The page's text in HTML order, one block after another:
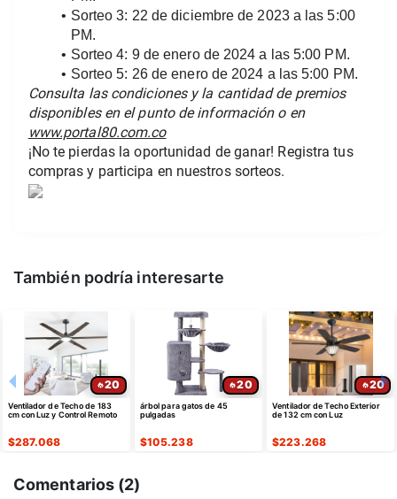
Sorteo 3: 22 de diciembre de 2023 a las 5:00
PM.
Sorteo 4: 9 de enero de 2024 a las 5:00 PM.
Sorteo 5: 26 de enero de 2024 a las 5:00 PM.
Consulta las condiciones y la cantidad de premios
disponibles en el punto de información o en
www.portal80.com.co
¡No te pierdas la oportunidad de ganar! Registra tus
compras y participa en nuestros sorteos.
También podría interesarte
20
Ventilador de Techo de 183
cm con Luz y Control Remoto
$287.068
20
árbol para gatos de 45
pulgadas
$105.238
20
Ventilador de Techo Exterior
de 132 cm con Luz
$223.268
Comentarios (2)